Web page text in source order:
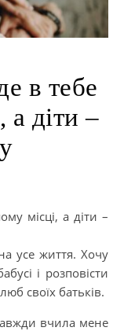
в тебе
а діти –
усе життя. Хочу
і розповісти
своїх батьків.
вчила мене